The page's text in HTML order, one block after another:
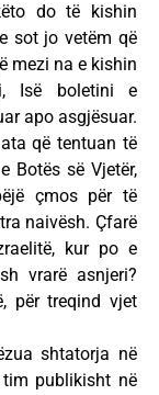
do të kishin
sot jo vetëm që
mezi na e kishin
Isë boletini e
apo asgjësuar.
që tentuan të
Botës së Vjetër,
çmos për të
naivësh. Çfarë
kur po e
vrarë asnjeri?
për treqind vjet
shtatorja në
publikisht në